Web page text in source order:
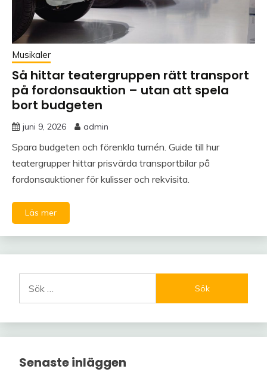
Musikaler
Så hittar teatergruppen rätt transport
på fordonsauktion – utan att spela
bort budgeten
juni 9, 2026 admin
Spara budgeten och förenkla turnén. Guide till hur
teatergrupper hittar prisvärda transportbilar på
fordonsauktioner för kulisser och rekvisita.
Läs mer
efter:
Senaste inläggen